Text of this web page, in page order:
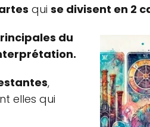
qui se divisent en 2
du
,
elles qui